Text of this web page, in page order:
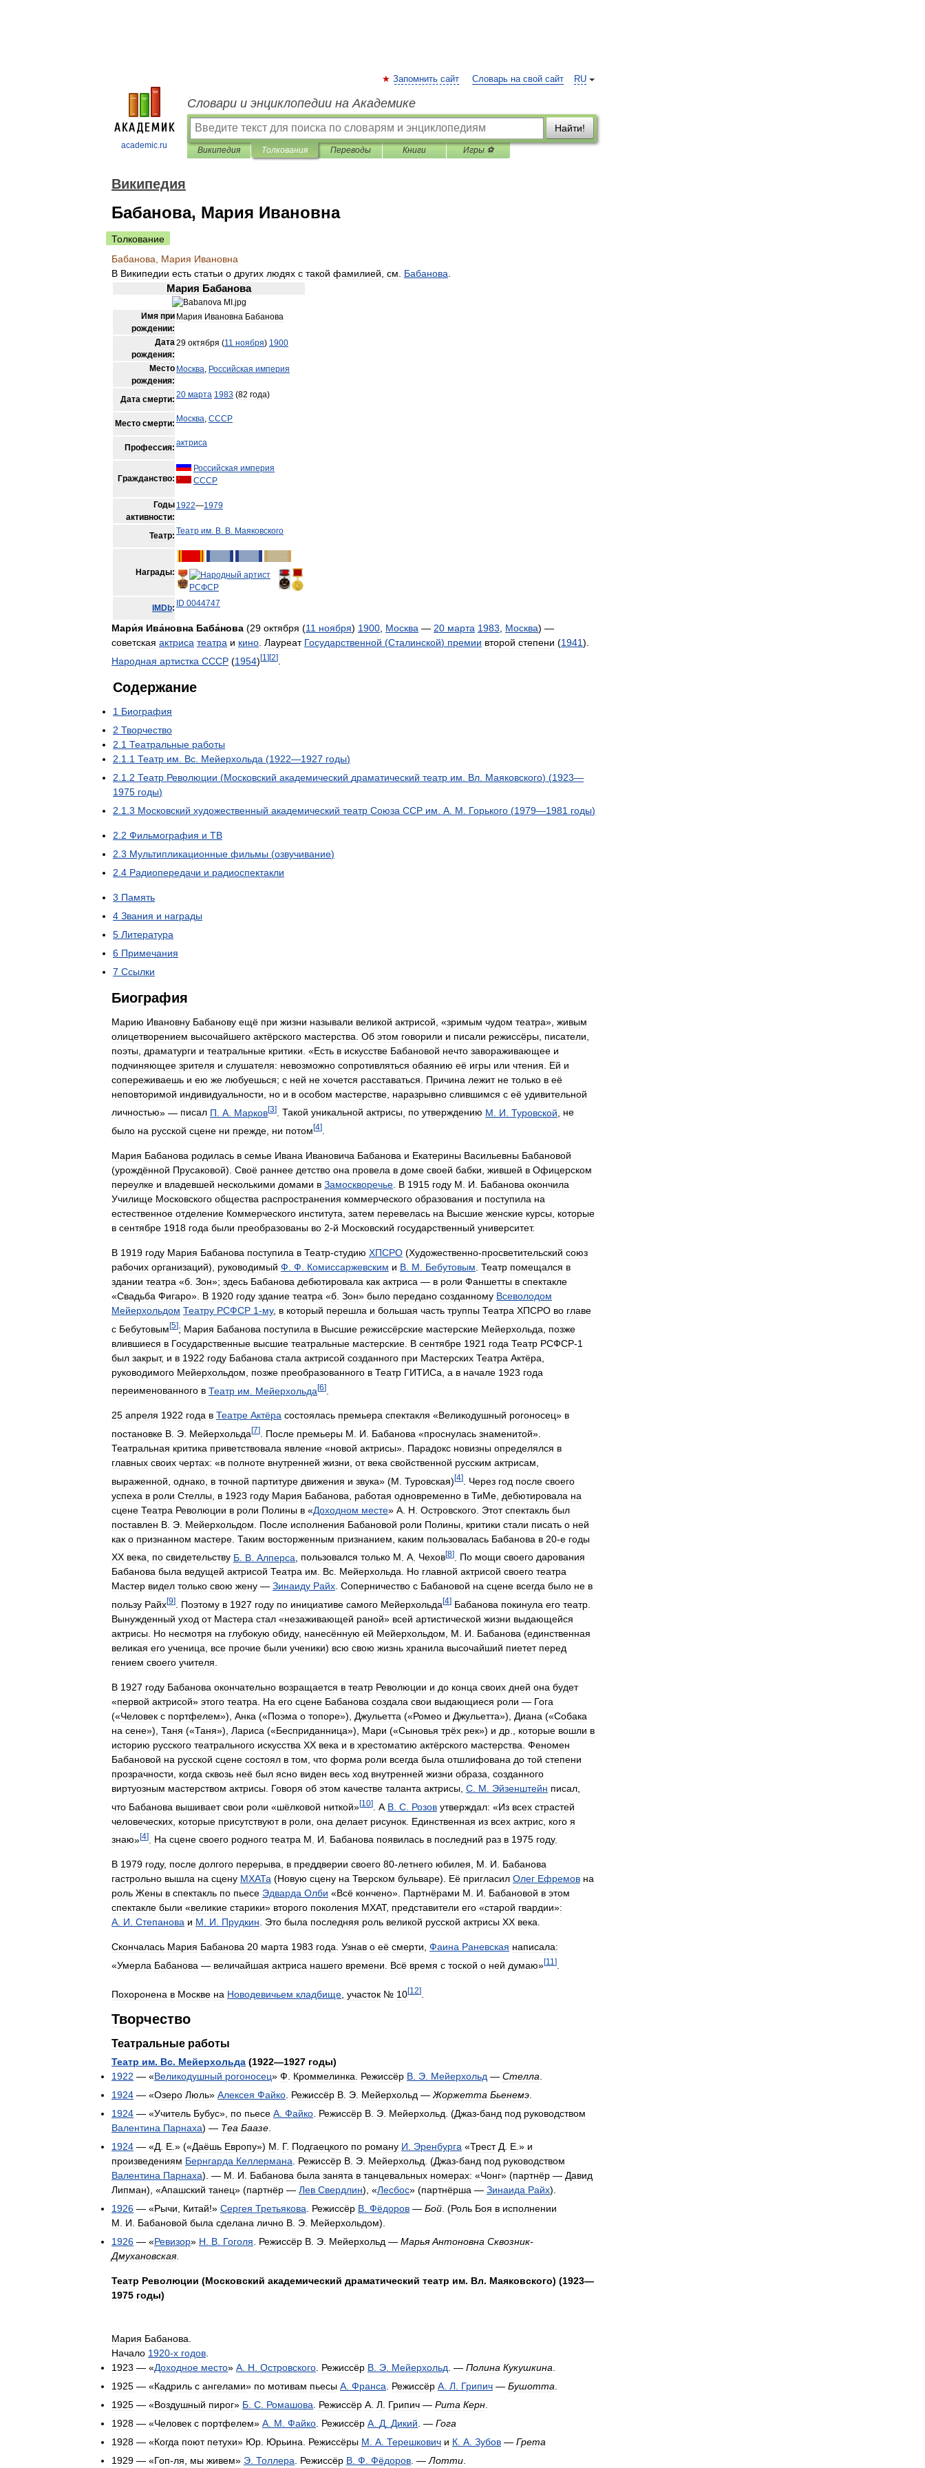
academic.ru
RU
Запомнить сайт Словарь на свой сайт
Словари и энциклопедии на Академике
Найти!
Википедия Толкования Переводы Книги Игры ⚽
Википедия
Бабанова, Мария Ивановна
Толкование
Бабанова
Мария Ивановна
В Википедии есть статьи о других людях с такой фамилией см Бабанова
Мария Бабанова
Имя при
рождении:
Мария Ивановна Бабанова
Дата
рождения:
29 октября (11 ноября) 1900
Место
рождения:
Москва, Российская империя
Дата смерти: 20 марта 1983 (82 года)
Место смерти: Москва, СССР
Профессия: актриса
Гражданство:
Российская империя
СССР
Годы
активности:
1922—1979
Театр: Театр им. В. В. Маяковского
Награды:
IMDb: ID 0044747
Мари́я Ива́новна Баба́нова (29 октября (11 ноября) 1900 Москва — 20 марта 1983 Москва) —
советская актриса театра и кино Лауреат Государственной (Сталинской) премии второй степени (1941).
Народная артистка СССР (1954)[1 ][2]
Содержание
1 Биография
2 Творчество
2 1 Театральные работы
2 1 1 Театр им Вс Мейерхольда (1922—1927 годы)
2 1 2 Театр Революции (Московский академический драматический театр им Вл Маяковского) (1923—
1975 годы)
2 1 3 Московский художественный академический театр Союза ССР им А М Горького (1979—1981 годы)
2 2 Фильмография и ТВ
2 3 Мультипликационные фильмы (озвучивание)
2 4 Радиопередачи и радиоспектакли
3 Память
4 Звания и награды
5 Литература
6 Примечания
7 Ссылки
Биография
Марию Ивановну Бабанову ещё при жизни называли великой актрисой , «зримым чудом театра», живым
олицетворением высочайшего актёрского мастерства Об этом говорили и писали режиссёры писатели
поэты драматурги и театральные критики . «Есть в искусстве Бабановой нечто завораживающее и
подчиняющее зрителя и слушателя: невозможно сопротивляться обаянию её игры или чтения Ей и
сопереживаешь и ею же любуешься; с ней не хочется расставаться Причина лежит не только в её
неповторимой индивидуальности но и в особом мастерстве наразрывно слившимся с её удивительной
личностью» — писал П А Марков[3] Такой уникальной актрисы по утверждению М И Туровской
не
было на русской сцене ни прежде ни потом [4]
Мария Бабанова родилась в семье Ивана Ивановича Бабанова и Екатерины Васильевны Бабановой
(урождённой Прусаковой). Своё раннее детство она провела в доме своей бабки жившей в Офицерском
переулке и владевшей несколькими домами в Замоскворечье В 1915 году М И Бабанова окончила
Училище Московского общества распространения коммерческого образования и поступила на
естественное отделение Коммерческого института затем перевелась на Высшие женские курсы которые
в сентябре 1918 года были преобразованы во 2-й Московский государственный университет.
В 1919 году Мария Бабанова поступила в Театр-студию ХПСРО (Художественно-просветительский союз
рабочих организаций), руководимый Ф Ф Комиссаржевским и В М Бебутовым Театр помещался в
здании театра «б Зон»; здесь Бабанова дебютировала как актриса — в роли Фаншетты в спектакле
«Свадьба Фигаро». В 1920 году здание театра «б Зон» было передано созданному Всеволодом
Мейерхольдом Театру РСФСР 1-му, в который перешла и большая часть труппы Театра ХПСРО во главе
с Бебутовым[5]; Мария Бабанова поступила в Высшие режиссёрские мастерские Мейерхольда
позже
влившиеся в Государственные высшие театральные мастерские В сентябре 1921 года Театр РСФСР-1
был закрыт, и в 1922 году Бабанова стала актрисой созданного при Мастерских Театра Актёра
руководимого Мейерхольдом позже преобразованного в Театр ГИТИСа а в начале 1923 года
переименованного в Театр им Мейерхольда[6]
25 апреля 1922 года в Театре Актёра состоялась премьера спектакля «Великодушный рогоносец» в
постановке В Э Мейерхольда [7] После премьеры М И Бабанова «проснулась знаменитой».
Театральная критика приветствовала явление «новой актрисы». Парадокс новизны определялся в
главных своих чертах: «в полноте внутренней жизни от века свойственной русским актрисам
выраженной однако в точной партитуре движения и звука» (М Туровская)[4] Через год после своего
успеха в роли Стеллы в 1923 году Мария Бабанова работая одновременно в ТиМе дебютировала на
сцене Театра Революции в роли Полины в «Доходном месте» А Н Островского Этот спектакль был
поставлен В Э Мейерхольдом После исполнения Бабановой роли Полины критики стали писать о ней
как о признанном мастере Таким восторженным признанием каким пользовалась Бабанова в 20-е годы
ХХ века по свидетельству Б В Алперса пользовался только М А. Чехов[8] По мощи своего дарования
Бабанова была ведущей актрисой Театра им. Вс. Мейерхольда. Но главной актрисой своего театра
Мастер видел только свою жену — Зинаиду Райх. Соперничество с Бабановой на сцене всегда было не в
пользу Райх[9] Поэтому в 1927 году по инициативе самого Мейерхольда [4] Бабанова покинула его театр
Вынужденный уход от Мастера стал «незаживающей раной» всей артистической жизни выдающейся
актрисы Но несмотря на глубокую обиду, нанесённую ей Мейерхольдом М И Бабанова (единственная
великая его ученица все прочие были ученики) всю свою жизнь хранила высочайший пиетет перед
гением своего учителя
В 1927 году Бабанова окончательно возращается в театр Революции и до конца своих дней она будет
«первой актрисой» этого театра На его сцене Бабанова создала свои выдающиеся роли — Гога
(«Человек с портфелем»), Анка («Поэма о топоре»), Джульетта («Ромео и Джульетта»), Диана («Собака
на сене»), Таня («Таня»), Лариса («Бесприданница»), Мари («Сыновья трёх рек») и др которые вошли в
историю русского театрального искусства ХХ века и в хрестоматию актёрского мастерства Феномен
Бабановой на русской сцене состоял в том что форма роли всегда была отшлифована до той степени
прозрачности
когда сквозь неё был ясно виден весь ход внутренней жизни образа созданного
виртуозным мастерством актрисы Говоря об этом качестве таланта актрисы С М Эйзенштейн писал
что Бабанова вышивает свои роли «шёлковой ниткой»[10] А В С Розов утверждал: «Из всех страстей
человеческих которые присутствуют в роли она делает рисунок Единственная из всех актрис кого я
знаю»[4] На сцене своего родного театра М И Бабанова появилась в последний раз в 1975 году.
В 1979 году, после долгого перерыва, в преддверии своего 80-летнего юбилея, М. И. Бабанова
гастрольно вышла на сцену МХАТа (Новую сцену на Тверском бульваре). Её пригласил Олег Ефремов на
роль Жены в спектакль по пьесе Эдварда Олби «Всё кончено». Партнёрами М. И. Бабановой в этом
спектакле были «великие старики» второго поколения МХАТ, представители его «старой гвардии»:
А. И. Степанова и М. И. Прудкин. Это была последняя роль великой русской актрисы ХХ века.
Скончалась Мария Бабанова 20 марта 1983 года. Узнав о её смерти, Фаина Раневская написала:
«Умерла Бабанова — величайшая актриса нашего времени Всё время с тоской о ней думаю»[11 ]
Похоронена в Москве на Новодевичьем кладбище участок № 10[12]
Творчество
Театральные работы
Театр им. Вс. Мейерхольда (1922—1927 годы)
1922 — «Великодушный рогоносец» Ф Кроммелинка Режиссёр В Э Мейерхольд — Стелла
1924 — «Озеро Люль» Алексея Файко Режиссёр В Э Мейерхольд — Жоржетта Бьенемэ
1924 — «Учитель Бубус», по пьесе А Файко Режиссёр В Э Мейерхольд . (Джаз-банд под руководством
Валентина Парнаха) — Теа Баазе
1924 — «Д Е .» («Даёшь Европу») М Г. Подгаецкого по роману И Эренбурга «Трест Д Е .» и
произведениям Бернгарда Келлермана Режиссёр В Э Мейерхольд . (Джаз-банд под руководством
Валентина Парнаха). — М И Бабанова была занята в танцевальных номерах: «Чонг» (партнёр — Давид
Липман), «Апашский танец» (партнёр — Лев Свердлин), «Лесбос» (партнёрша — Зинаида Райх).
1926 — «Рычи Китай!» Сергея Третьякова Режиссёр В Фёдоров — Бой . (Роль Боя в исполнении
М
И Бабановой была сделана лично В Э Мейерхольдом).
1926 — «Ревизор» Н В Гоголя Режиссёр В Э Мейерхольд — Марья Антоновна Сквозник-
Дмухановская.
Театр Революции (Московский академический драматический театр им. Вл. Маяковского) (1923—
1975 годы)
Мария Бабанова
Начало 1920-х годов
1923 — «Доходное место» А Н Островского Режиссёр В Э Мейерхольд . — Полина Кукушкина
1925 — «Кадриль с ангелами» по мотивам пьесы А Франса Режиссёр А Л Грипич — Бушотта
1925 — «Воздушный пирог» Б С Ромашова Режиссёр А Л Грипич — Рита Керн
1928 — «Человек с портфелем» А М Файко Режиссёр А Д Дикий . — Гога
1928 — «Когда поют петухи» Юр Юрьина Режиссёры М А Терешкович и К А Зубов — Грета
1929 — «Гоп-ля мы живем» Э Толлера Режиссёр В Ф Фёдоров . — Лотти